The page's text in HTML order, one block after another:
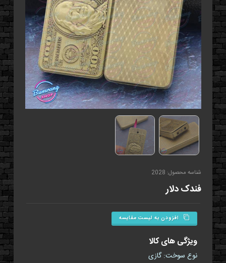
شناسه محصول: 2028
فندک دلار
افزودن به لیست مقایسه
ویژگی های کالا
نوع سوخت: گازی